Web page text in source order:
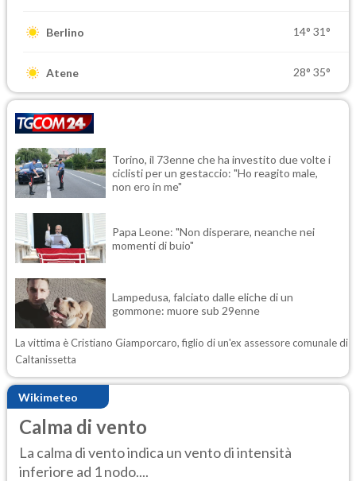
Berlino 14° 31°
Atene 28° 35°
Torino, il 73enne che ha investito due volte i
ciclisti per un gestaccio: "Ho reagito male,
non ero in me"
Papa Leone: "Non disperare, neanche nei
momenti di buio"
Lampedusa, falciato dalle eliche di un
gommone: muore sub 29enne
La vittima è Cristiano Giamporcaro, figlio di un'ex assessore comunale di
Caltanissetta
Wikimeteo
Calma di vento
La calma di vento indica un vento di intensità
inferiore ad 1 nodo....